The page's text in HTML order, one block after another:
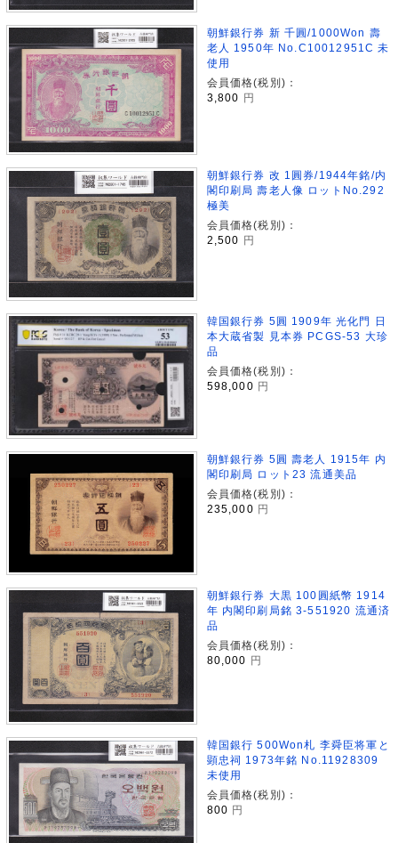
朝鮮銀行券 新 千圓/1000Won 壽
老人 1950年 No.C10012951C 未
使用
会員価格(税別)：
3,800 円
朝鮮銀行券 改 1圓券/1944年銘/内
閣印刷局 壽老人像 ロットNo.292
極美
会員価格(税別)：
2,500
円
韓国銀行券 5圓 1909年 光化門 日
本大蔵省製 見本券 PCGS-53 大珍
品
会員価格(税別)：
598,000 円
朝鮮銀行券 5圓 壽老人 1915年 内
閣印刷局 ロット23 流通美品
会員価格(税別)：
235,000 円
朝鮮銀行券 大黒 100圓紙幣 1914
年 内閣印刷局銘 3-551920 流通済
品
会員価格(税別)：
80,000 円
韓国銀行 500Won札 李舜臣将軍と
顕忠祠 1973年銘 No.11928309
未使用
会員価格(税別)：
800 円